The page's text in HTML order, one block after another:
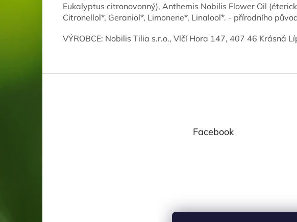
Eukalyptus citronovonný), Anthemis Nobilis Flower Oil
Citronellol*, Geraniol*, Limonene*, Linalool*. - přírodního
VÝROBCE: Nobilis Tilia s.r.o., Vlčí Hora 147, 407 46 Krásná
Facebook